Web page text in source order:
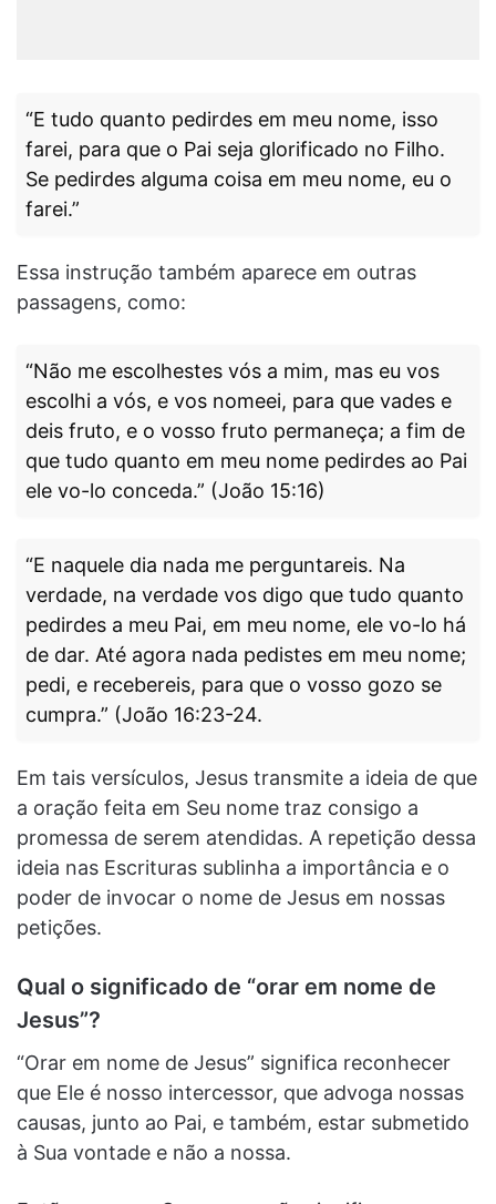
“E tudo quanto pedirdes em meu nome, isso
farei, para que o Pai seja glorificado no Filho.
Se pedirdes alguma coisa em meu nome, eu o
farei.”
Essa instrução também aparece em outras
passagens, como:
“Não me escolhestes vós a mim, mas eu vos
escolhi a vós, e vos nomeei, para que vades e
deis fruto, e o vosso fruto permaneça; a fim de
que tudo quanto em meu nome pedirdes ao Pai
ele vo-lo conceda.” (João 15:16)
“E naquele dia nada me perguntareis. Na
verdade, na verdade vos digo que tudo quanto
pedirdes a meu Pai, em meu nome, ele vo-lo há
de dar. Até agora nada pedistes em meu nome;
pedi, e recebereis, para que o vosso gozo se
cumpra.” (João 16:23-24.
Em tais versículos, Jesus transmite a ideia de que
a oração feita em Seu nome traz consigo a
promessa de serem atendidas. A repetição dessa
ideia nas Escrituras sublinha a importância e o
poder de invocar o nome de Jesus em nossas
petições.
Qual o significado de “orar em nome de
Jesus”?
“Orar em nome de Jesus” significa reconhecer
que Ele é nosso intercessor, que advoga nossas
causas, junto ao Pai, e também, estar submetido
à Sua vontade e não a nossa.